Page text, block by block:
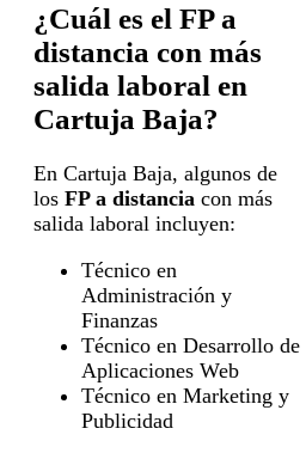
¿Cuál es el FP a
distancia con más
salida laboral en
Cartuja Baja?
En Cartuja Baja, algunos de
los FP a distancia con más
salida laboral incluyen:
Técnico en
Administración y
Finanzas
Técnico en Desarrollo de
Aplicaciones Web
Técnico en Marketing y
Publicidad